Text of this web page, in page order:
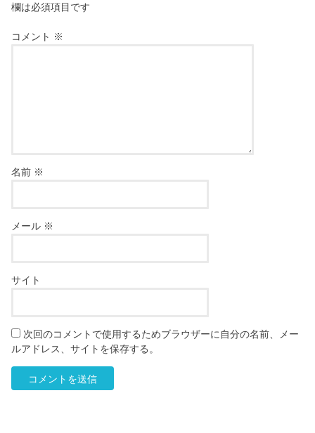
欄は必須項目です
コメント ※
名前 ※
メール ※
サイト
次回のコメントで使用するためブラウザーに自分の名前、メー
ルアドレス、サイトを保存する。